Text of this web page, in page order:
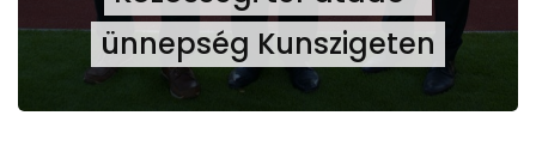
ünnepség Kunszigeten